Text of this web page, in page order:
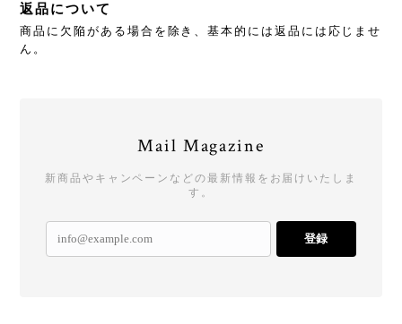
返品について
商品に欠陥がある場合を除き、基本的には返品には応じませ
ん。
Mail Magazine
新商品やキャンペーンなどの最新情報をお届けいたしま
す。
登録